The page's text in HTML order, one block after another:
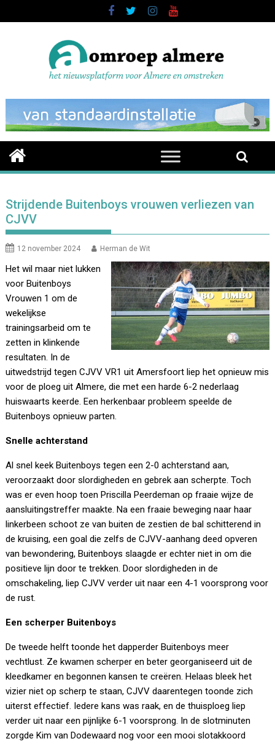
to
Strijdende Buitenboys vrouwen verliezen van
CJVV
12 november 2024 Herman de Wit
Het wil maar niet lukken
voor Buitenboys
Vrouwen 1 om de
wekelijkse
trainingsarbeid om te
zetten in klinkende
resultaten. In de
uitwedstrijd tegen CJVV VR1 uit Amersfoort liep het opnieuw mis
voor de ploeg uit Almere, die met een harde 6-2 nederlaag
huiswaarts keerde. Een herkenbaar probleem speelde de
Buitenboys opnieuw parten.
Snelle achterstand
Al snel keek Buitenboys tegen een 2-0 achterstand aan,
veroorzaakt door slordigheden en gebrek aan scherpte. Toch
was er even hoop toen Priscilla Peerdeman op fraaie wijze de
aansluitingstreffer maakte. Na een fraaie beweging naar haar
linkerbeen schoot ze van buiten de zestien de bal schitterend in
de kruising, een goal die zelfs de CJVV-aanhang deed opveren
van bewondering, Buitenboys slaagde er echter niet in om die
positieve lijn door te trekken. Door slordigheden in de
omschakeling, liep CJVV verder uit naar een 4-1 voorsprong voor
de rust.
Een scherper Buitenboys
De tweede helft toonde het dapperder Buitenboys meer
vechtlust. Ze kwamen scherper en beter georganiseerd uit de
kleedkamer en begonnen kansen te creëren. Helaas bleek het
vizier niet op scherp te staan, CJVV daarentegen toonde zich
uiterst effectief. Iedere kans was raak, en de thuisploeg liep
verder uit naar een pijnlijke 6-1 voorsprong. In de slotminuten
zorgde Kim van Dodewaard nog voor een mooi slotakkoord